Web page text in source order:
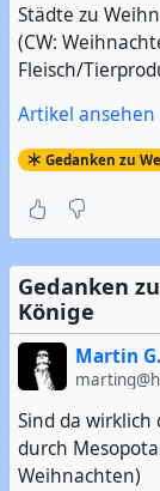
Städte zu
(CW:
Fleisch/
Artikel ansehen
Gedanken zu
Gedanken
Könige
Martin
Sind da
durch
Weihnachten)